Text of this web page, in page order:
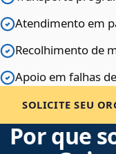
Atendimento em
Recolhimento de
Apoio em falhas
SOLICITE SEU
Por que